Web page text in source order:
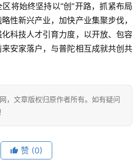
注册
将始终坚持以“创”开路，抓紧布局
性新兴产业，加快产业集聚步伐，
科技人才引育力度，以开放、包容
安家落户，与普陀相互成就共创共
，文章版权归原作者所有。如有疑问
赞 (0)